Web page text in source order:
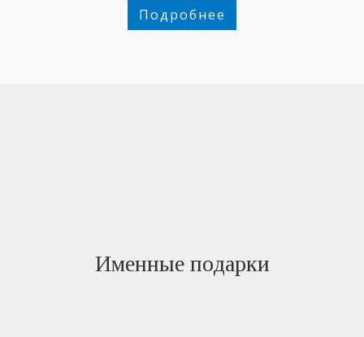
Подробнее
Именные подарки